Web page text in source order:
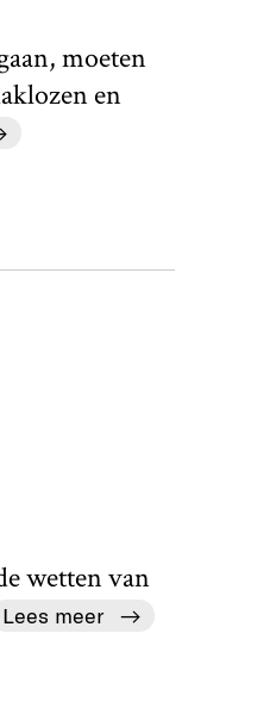
moeten
en
wetten van
Lees meer